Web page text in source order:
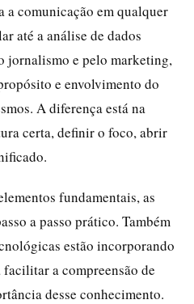
a comunicação em qualquer
até a análise de dados
jornalismo e pelo marketing,
e envolvimento do
A diferença está na
certa, definir o foco, abrir
fundamentais, as
a passo prático. Também
estão incorporando
a compreensão de
desse conhecimento.